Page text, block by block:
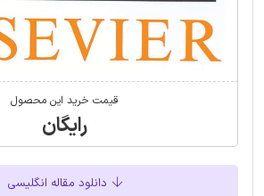
قیمت خرید این محصول
رایگان
دانلود مقاله انگلیسی